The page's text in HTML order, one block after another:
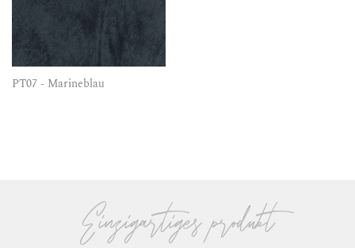
PT07 - Marineblau
Einzigartiges produkt